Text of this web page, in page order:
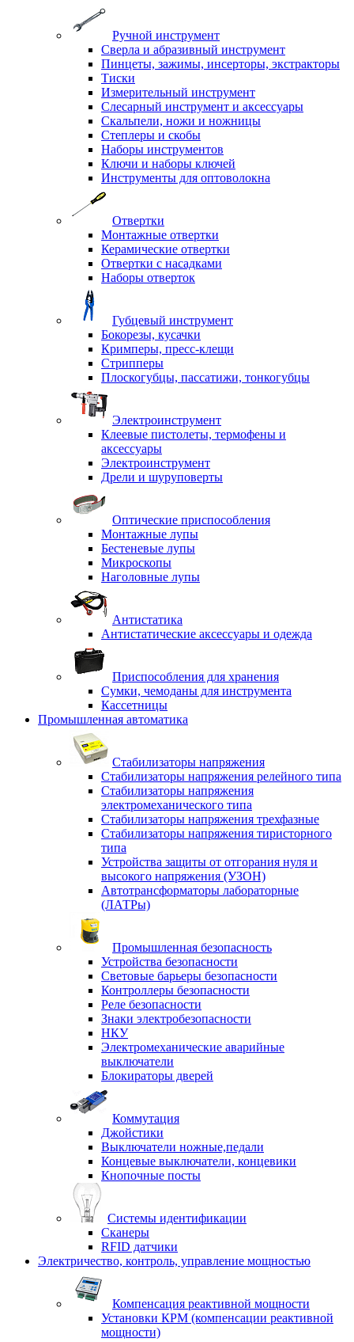
Ручной инструмент
Сверла и абразивный инструмент
Пинцеты, зажимы, инсерторы, экстракторы
Тиски
Измерительный инструмент
Слесарный инструмент и аксессуары
Скальпели, ножи и ножницы
Степлеры и скобы
Наборы инструментов
Ключи и наборы ключей
Инструменты для оптоволокна
Отвертки
Монтажные отвертки
Керамические отвертки
Отвертки с насадками
Наборы отверток
Губцевый инструмент
Бокорезы, кусачки
Кримперы, пресс-клещи
Стрипперы
Плоскогубцы, пассатижи, тонкогубцы
Электроинструмент
Клеевые пистолеты, термофены и
аксессуары
Электроинструмент
Дрели и шуруповерты
Оптические приспособления
Монтажные лупы
Бестеневые лупы
Микроскопы
Наголовные лупы
Антистатика
Антистатические аксессуары и одежда
Приспособления для хранения
Сумки, чемоданы для инструмента
Кассетницы
Промышленная автоматика
Стабилизаторы напряжения
Стабилизаторы напряжения релейного типа
Стабилизаторы напряжения
электромеханического типа
Стабилизаторы напряжения трехфазные
Стабилизаторы напряжения тиристорного
типа
Устройства защиты от отгорания нуля и
высокого напряжения (УЗОН)
Автотрансформаторы лабораторные
(ЛАТРы)
Промышленная безопасность
Устройства безопасности
Световые барьеры безопасности
Контроллеры безопасности
Реле безопасности
Знаки электробезопасности
НКУ
Электромеханические аварийные
выключатели
Блокираторы дверей
Коммутация
Джойстики
Выключатели ножные,педали
Концевые выключатели, концевики
Кнопочные посты
Системы идентификации
Сканеры
RFID датчики
Электричество, контроль, управление мощностью
Компенсация реактивной мощности
Установки КРМ (компенсации реактивной
мощности)